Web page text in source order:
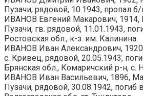
Пузачи, рядовой, 10.1943, пропал б/
ИВАНОВ Евгений Макарович, 1914,
Пузачи, гв. рядовой, 11.01.1943,
Ростовская обл., к-з. им. Калинина.
ИВАНОВ Иван Александрович,
с. Кривец, рядовой, 20.05.1943,
Брянская обл., Комаричский р-н, с.
ИВАНОВ Иван Васильевич, 1896,
Пузачи, рядовой, 30.08.1942, погиб